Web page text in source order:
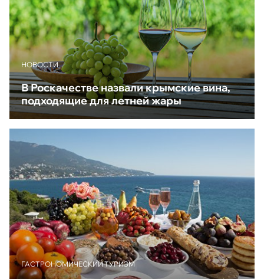
НОВОСТИ
В Роскачестве назвали крымские вина,
подходящие для летней жары
ГАСТРОНОМИЧЕСКИЙ ТУРИЗМ